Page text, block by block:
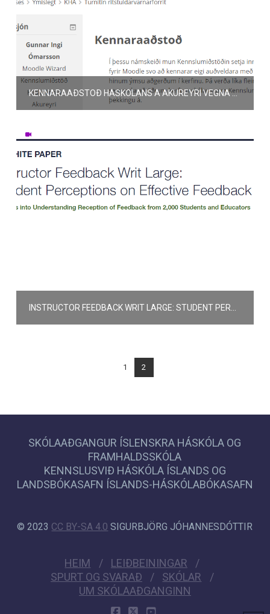
KENNARAAÐSTOÐ HÁSKÓLANS Á AKUREYRI VEGNA TURNITIN
1 2
SKÓLAAÐGANGUR ÍSLENSKRA HÁSKÓLA OG
FRAMHALDSSKÓLA
KENNSLUSVIÐ HÁSKÓLA ÍSLANDS OG
LANDSBÓKASAFN ÍSLANDS-HÁSKÓLABÓKASAFN
© 2023 CC BY-SA 4.0 SIGURBJÖRG JÓHANNESDÓTTIR
HEIM
LEIÐBEININGAR
SPURT OG SVARAÐ
SKÓLAR
UM SKÓLAAÐGANGINN